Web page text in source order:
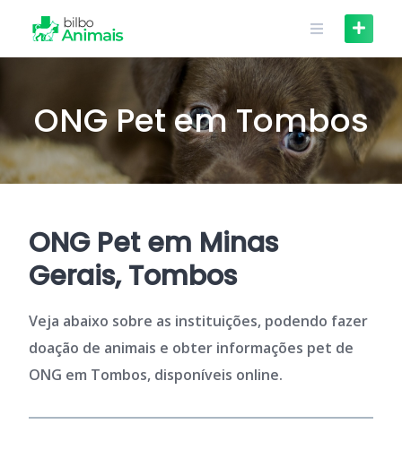
content
ONG Pet em Tombos
ONG Pet em Minas
Gerais, Tombos
Veja abaixo sobre as instituições, podendo fazer
doação de animais e obter informações pet de
ONG em Tombos, disponíveis online.